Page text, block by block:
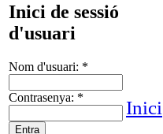
Inici de sessió
d'usuari
Nom d'usuari: *
Contrasenya: * Inici